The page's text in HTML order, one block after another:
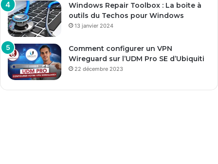
Windows Repair Toolbox : La boite à
outils du Techos pour Windows
13 janvier 2024
Comment configurer un VPN
Wireguard sur l’UDM Pro SE d’Ubiquiti
22 décembre 2023